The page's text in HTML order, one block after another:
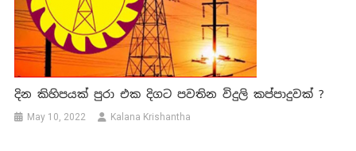
දින කිහිපයක් පුරා එක දිගට පවතින විදුලි කප්පාදුවක් ?
May 10, 2022 Kalana Krishantha